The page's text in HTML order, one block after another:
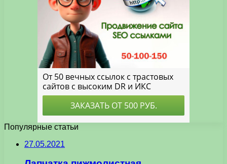
Популярные статьи
27.05.2021